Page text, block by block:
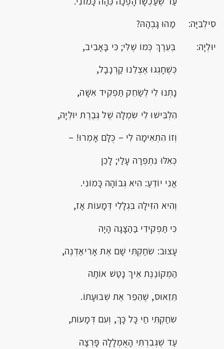
סִילְבִיָּה: מַהוּ גָּבְהָהּ?
יוּלְיָה: בְּעֵרֶךְ כְּמוֹ שֶׁלִּי; כִּי בָּאָבִיב,
כְּשֶׁחָגְגוּ אֶצְלֵנוּ קַרְנָבָל,
נָתְנוּ לִי לְשַׂחֵק תַּפְקִיד אִשָּׁה,
הִלְבִּישׁוּ לִי שִׂמְלָה שֶׁל גְּבֶרֶת יוּלְיָה,
וְזוֹ הִתְאִימָה לִי – כֻּלָּם אָמְרוּ! –
כְּאִלּוּ נִתְפְּרָה עָלַי; לָכֵן
אֲנִי יוֹדֵעַ: הִיא גְּבוֹהָה כָּמוֹנִי.
וְהִיא הִזִּילָה בִּגְלָלִי דְּמָעוֹת אָז,
כִּי תַּפְקִידִי בַּהַצָּגָה הָיָה
עָצוּב: שִׂחַקְתִּי שָׁם אֶת אָרִיאַדְנֶה,
הַמְּקוֹנֶנֶת אֵיךְ נָטַשׁ אוֹתָהּ
תֵּזֵאוּס, שֶׁהֵפֵר אֶת שְׁבוּעָתוֹ.
שִׂחַקְתִּי חַי כָּל כָּךְ, וְעִם דְּמָעוֹת,
עַד שֶׁגְּבִרְתִּי הָאֻמְלָלָה פָּרְצָה